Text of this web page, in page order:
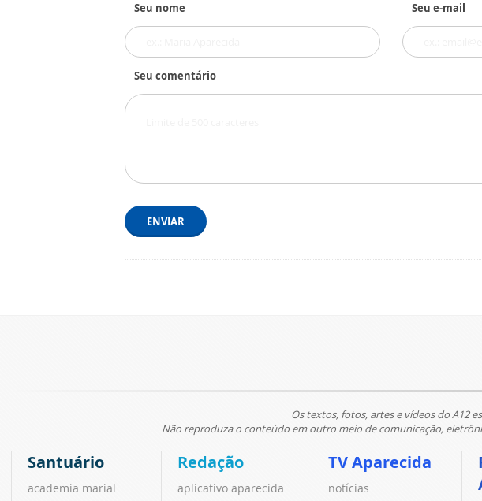
Seu nome Seu e-mail
Seu comentário
ENVIAR
Os textos, fotos, artes e vídeos do A12
Não reproduza o conteúdo em outro meio de comunicação,
Santuário
academia marial
Redação
aplicativo aparecida
TV Aparecida
notícias